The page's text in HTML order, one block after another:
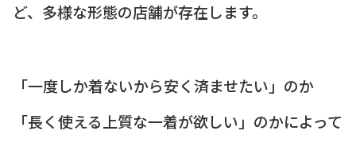
ど、多様な形態の店舗が存在します。
「一度しか着ないから安く済ませたい」のか
「長く使える上質な一着が欲しい」のかによって